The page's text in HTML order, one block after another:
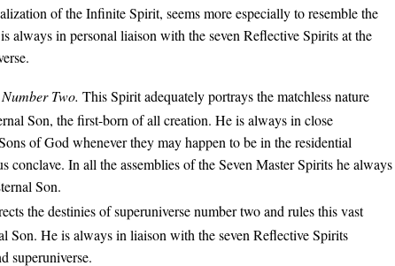
of the Infinite Spirit, seems more especially to resemble the
always in personal liaison with the seven Reflective Spirits at the
Two. This Spirit adequately portrays the matchless nature
Son, the first-born of all creation. He is always in close
of God whenever they may happen to be in the residential
conclave. In all the assemblies of the Seven Master Spirits he always
Son.
the destinies of superuniverse number two and rules this vast
Son. He is always in liaison with the seven Reflective Spirits
superuniverse.